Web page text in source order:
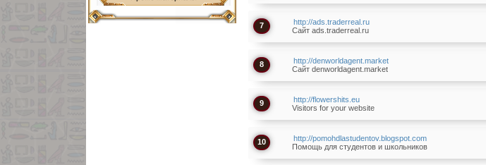
7
http://ads.traderreal.ru
Сайт ads.traderreal.ru
8
http://denworldagent.market
Сайт denworldagent.market
9
http://flowershits.eu
Visitors for your website
10
http://pomohdlastudentov.blogspot.com
Помощь для студентов и школьников